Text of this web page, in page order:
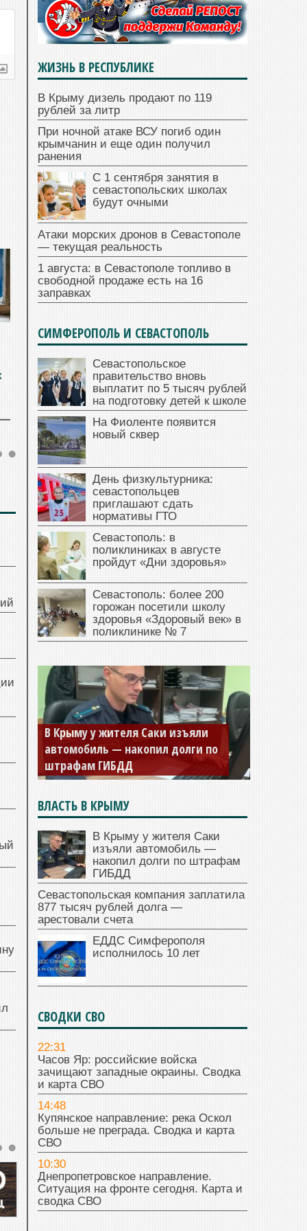
ЖИЗНЬ В РЕСПУБЛИКЕ
В Крыму дизель продают по 119
рублей за литр
При ночной атаке ВСУ погиб один
крымчанин и еще один получил
ранения
С 1 сентября занятия в
севастопольских школах
будут очными
Атаки морских дронов в Севастополе
— текущая реальность
1 августа: в Севастополе топливо в
свободной продаже есть на 16
заправках
СИМФЕРОПОЛЬ И СЕВАСТОПОЛЬ
Севастопольское
правительство вновь
выплатит по 5 тысяч рублей
на подготовку детей к школе
На Фиоленте появится
новый сквер
День физкультурника:
севастопольцев
приглашают сдать
нормативы ГТО
Севастополь: в
поликлиниках в августе
пройдут «Дни здоровья»
Севастополь: более 200
горожан посетили школу
здоровья «Здоровый век» в
поликлинике № 7
В Крыму у жителя Саки изъяли
автомобиль — накопил долги по
штрафам ГИБДД
ВЛАСТЬ В КРЫМУ
В Крыму у жителя Саки
изъяли автомобиль —
накопил долги по штрафам
ГИБДД
Севастопольская компания заплатила
877 тысяч рублей долга —
арестовали счета
ЕДДС Симферополя
исполнилось 10 лет
СВОДКИ СВО
22:31
Часов Яр: российские войска
зачищают западные окраины. Сводка
и карта СВО
14:48
Купянское направление: река Оскол
больше не преграда. Сводка и карта
СВО
10:30
Днепропетровское направление.
Ситуация на фронте сегодня. Карта и
сводка СВО